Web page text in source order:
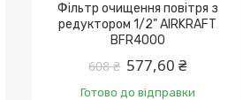
Фільтр очищення повітря з
редуктором 1/2" AIRKRAFT
BFR4000
608 ₴ 577,60 ₴
Готово до відправки